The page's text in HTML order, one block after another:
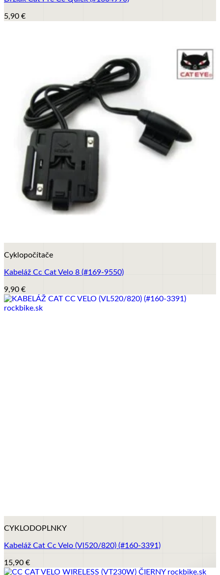
5,90 €
Cyklopočítače
Kabeláž Cc Cat Velo 8 (#169-9550)
9,90 €
CYKLODOPLNKY
Kabeláž Cat Cc Velo (Vl520/820) (#160-3391)
15,90 €